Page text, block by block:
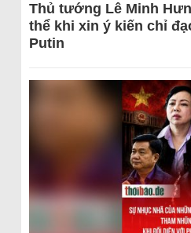
Thủ tướng Lê Minh
thể khi xin ý kiến chỉ
Putin